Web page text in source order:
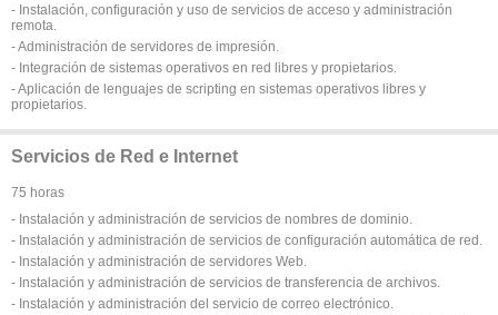
- Instalación, configuración y uso de servicios de acceso y administración
remota.
- Administración de servidores de impresión.
- Integración de sistemas operativos en red libres y propietarios.
- Aplicación de lenguajes de scripting en sistemas operativos libres y
propietarios.
Servicios de Red e Internet
75 horas
- Instalación y administración de servicios de nombres de dominio.
- Instalación y administración de servicios de configuración automática de red.
- Instalación y administración de servidores Web.
- Instalación y administración de servicios de transferencia de archivos.
- Instalación y administración del servicio de correo electrónico.